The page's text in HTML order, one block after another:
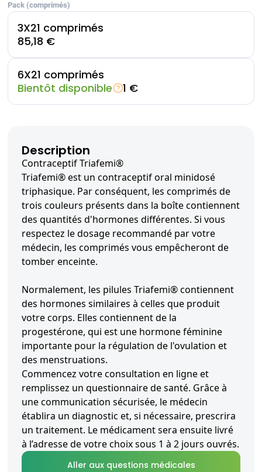
Pack (comprimés)
3X21 comprimés
85,18 €
6X21 comprimés
Bientôt disponible
1 €
Description
Contraceptif Triafemi®
Triafemi® est un contraceptif oral minidosé
triphasique. Par conséquent, les comprimés de
trois couleurs présents dans la boîte contiennent
des quantités d'hormones différentes. Si vous
respectez le dosage recommandé par votre
médecin, les comprimés vous empêcheront de
tomber enceinte.
Normalement, les pilules Triafemi® contiennent
des hormones similaires à celles que produit
votre corps. Elles contiennent de la
progestérone, qui est une hormone féminine
importante pour la régulation de l'ovulation et
des menstruations.
Commencez votre consultation en ligne et
remplissez un questionnaire de santé. Grâce à
une communication sécurisée, le médecin
établira un diagnostic et, si nécessaire, prescrira
un traitement. Le médicament sera ensuite livré
à l’adresse de votre choix sous 1 à 2 jours ouvrés.
Aller aux questions médicales